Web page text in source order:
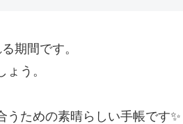
期間です。
う。
うための素晴らしい手帳です✨